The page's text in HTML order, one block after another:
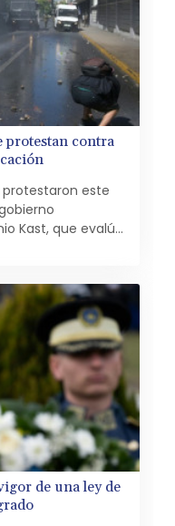
protestan contra
este
Kast, que evalúa
de una ley de